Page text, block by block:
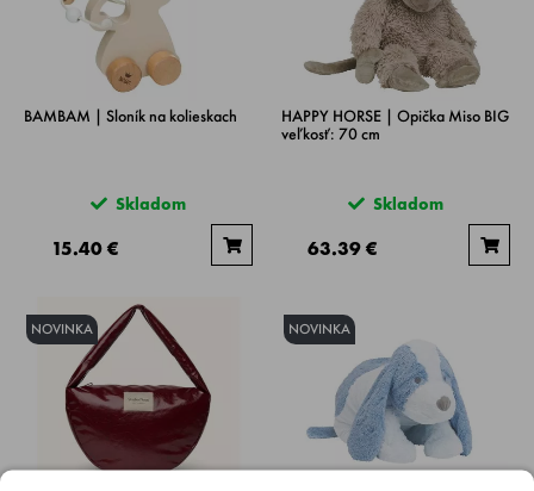
BAMBAM | Sloník na kolieskach
Skladom
15.40 €
HAPPY HORSE | Opička Miso BIG
veľkosť: 70 cm
Skladom
63.39 €
NOVINKA NOVINKA